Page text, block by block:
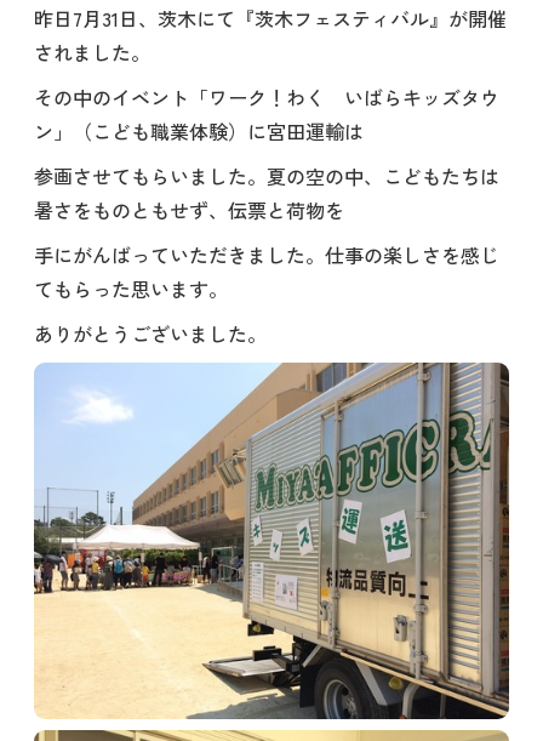
昨日7月31日、茨木にて『茨木フェスティバル』が開催
されました。
その中のイベント「ワーク！わく いばらキッズタウ
ン」（こども職業体験）に宮田運輸は
参画させてもらいました。夏の空の中、こどもたちは
暑さをものともせず、伝票と荷物を
手にがんばっていただきました。仕事の楽しさを感じ
てもらった思います。
ありがとうございました。